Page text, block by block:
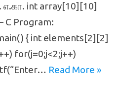
int array[10][10]
C Program:
{ int elements[2][2]
for(j=0;j<2;j++)
Read More »